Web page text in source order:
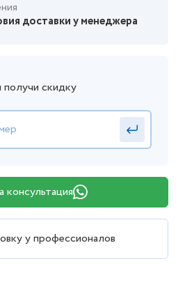
доставки у менеджера
скидку
консультация
у профессионалов